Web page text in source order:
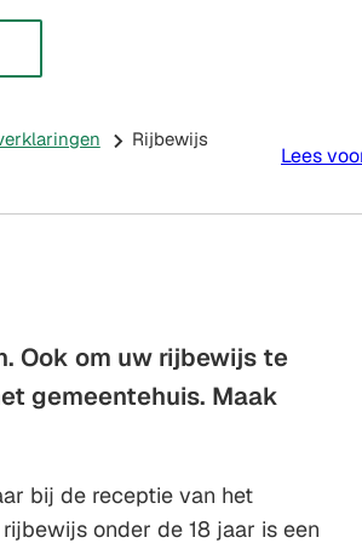
Rijbewijs
Lees
Ook om uw rijbewijs te
gemeentehuis. Maak
bij de receptie van het
onder de 18 jaar is een